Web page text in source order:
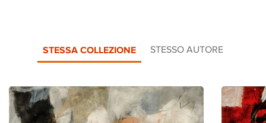
STESSA COLLEZIONE STESSO AUTORE